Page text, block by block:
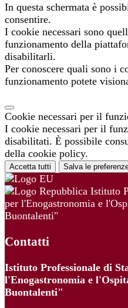
In questa schermata è
consentire.
I cookie necessari sono
funzionamento della
disabilitarli.
Per conoscere quali sono i
funzionamento potete
Cookie necessari per il
I cookie necessari per il
disabilitati. È possibile
della cookie policy.
Accetta tutti Salva le
Istituto
per l'Enogastronomia e
Buontalenti"
Contatti
Istituto Professionale di
l'Enogastronomia e
Buontalenti"